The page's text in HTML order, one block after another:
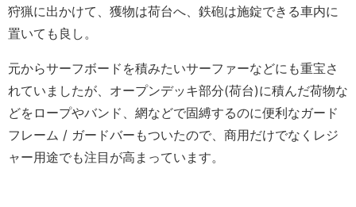
狩猟に出かけて、獲物は荷台へ、鉄砲は施錠できる車内に
置いても良し。
元からサーフボードを積みたいサーファーなどにも重宝さ
れていましたが、オープンデッキ部分(荷台)に積んだ荷物な
どをロープやバンド、網などで固縛するのに便利なガード
フレーム / ガードバーもついたので、商用だけでなくレジ
ャー用途でも注目が高まっています。